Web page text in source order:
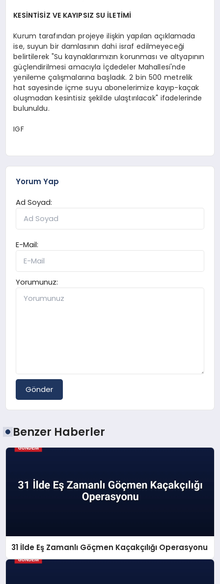
KESİNTİSİZ VE KAYIPSIZ SU İLETİMİ
Kurum tarafından projeye ilişkin yapılan açıklamada
ise, suyun bir damlasının dahi israf edilmeyeceği
belirtilerek "Su kaynaklarımızın korunması ve altyapının
güçlendirilmesi amacıyla İçdedeler Mahallesi'nde
yenileme çalışmalarına başladık. 2 bin 500 metrelik
hat sayesinde içme suyu abonelerimize kayıp-kaçak
oluşmadan kesintisiz şekilde ulaştırılacak" ifadelerinde
bulunuldu.
IGF
Yorum Yap
Ad Soyad:
E-Mail:
Yorumunuz:
Gönder
Benzer Haberler
31 İlde Eş Zamanlı Göçmen Kaçakçılığı Operasyonu